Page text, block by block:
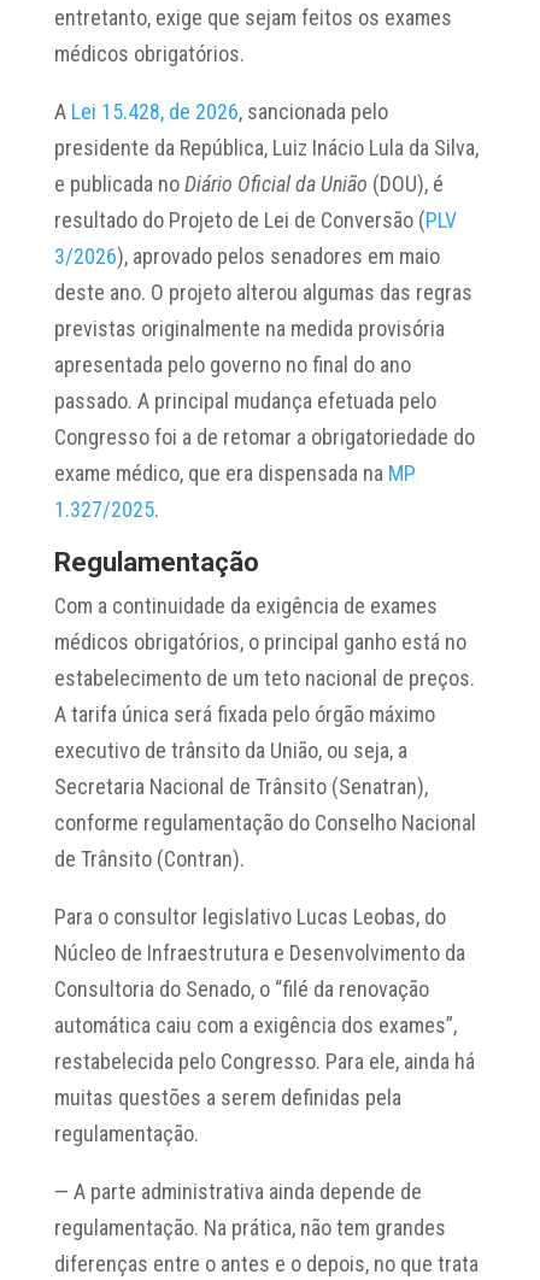
entretanto, exige que sejam feitos os exames
médicos obrigatórios.
A Lei 15.428, de 2026, sancionada pelo
presidente da República, Luiz Inácio Lula da Silva,
e publicada noDiário Oficial da União (DOU), é
resultado do Projeto de Lei de Conversão (PLV
3/2026), aprovado pelos senadores em maio
deste ano. O projeto alterou algumas das regras
previstas originalmente na medida provisória
apresentada pelo governo no final do ano
passado. A principal mudança efetuada pelo
Congresso foi a de retomar a obrigatoriedade do
exame médico, que era dispensada na MP
1.327/2025.
Regulamentação
Com a continuidade da exigência de exames
médicos obrigatórios, o principal ganho está no
estabelecimento de um teto nacional de preços.
A tarifa única será fixada pelo órgão máximo
executivo de trânsito da União, ou seja, a
Secretaria Nacional de Trânsito (Senatran),
conforme regulamentação do Conselho Nacional
de Trânsito (Contran).
Para o consultor legislativo Lucas Leobas, do
Núcleo de Infraestrutura e Desenvolvimento da
Consultoria do Senado, o “filé da renovação
automática caiu com a exigência dos exames”,
restabelecida pelo Congresso. Para ele, ainda há
muitas questões a serem definidas pela
regulamentação.
— A parte administrativa ainda depende de
regulamentação. Na prática, não tem grandes
diferenças entre o antes e o depois, no que trata